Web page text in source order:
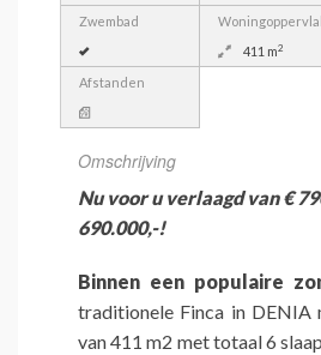
Zwembad
411 m2
Afstanden
Omschrijving
Nu voor u verlaagd van €
690.000,-!
Binnen een populaire
traditionele Finca in DENIA
van 411 m2 met totaal 6